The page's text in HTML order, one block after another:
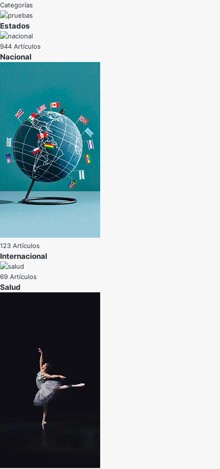
Categorías
Estados
944 Artículos
Nacional
123 Artículos
Internacional
69 Artículos
Salud